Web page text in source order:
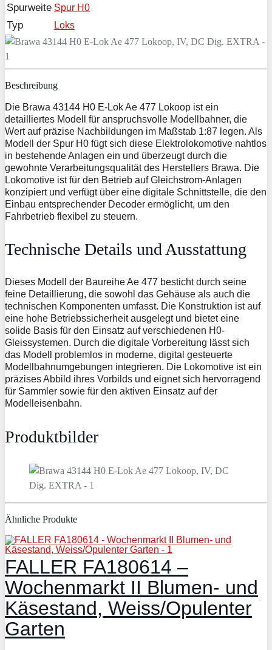
Spurweite Spur H0
Typ Loks
Beschreibung
Die Brawa 43144 H0 E-Lok Ae 477 Lokoop ist ein
detailliertes Modell für anspruchsvolle Modellbahner, die
Wert auf präzise Nachbildungen im Maßstab 1:87 legen. Als
Modell der Spur H0 fügt sich diese Elektrolokomotive nahtlos
in bestehende Anlagen ein und überzeugt durch die
gewohnte Verarbeitungsqualität des Herstellers Brawa. Die
Lokomotive ist für den Betrieb auf Gleichstrom-Anlagen
konzipiert und verfügt über eine digitale Schnittstelle, die den
Einbau entsprechender Decoder ermöglicht, um den
Fahrbetrieb flexibel zu steuern.
Technische Details und Ausstattung
Dieses Modell der Baureihe Ae 477 besticht durch seine
feine Detaillierung, die sowohl das Gehäuse als auch die
technischen Komponenten umfasst. Die Konstruktion ist auf
eine hohe Betriebssicherheit ausgelegt und bietet eine
solide Basis für den Einsatz auf verschiedenen H0-
Gleissystemen. Durch die digitale Vorbereitung lässt sich
das Modell problemlos in moderne, digital gesteuerte
Modellbahnumgebungen integrieren. Die Lokomotive ist ein
präzises Abbild ihres Vorbilds und eignet sich hervorragend
für Sammler sowie für den aktiven Einsatz auf der
Modelleisenbahn.
Produktbilder
Ähnliche Produkte
FALLER FA180614 –
Wochenmarkt II Blumen- und
Käsestand, Weiss/Opulenter
Garten